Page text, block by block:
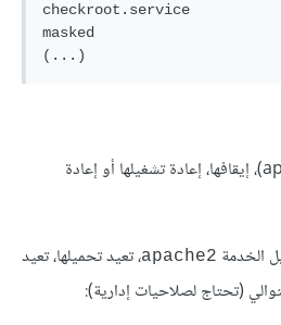
checkroot.service
masked
(...)
تشغيل خدمة (apache2)، إيقافها، إعادة تشغيلها أو إعادة
الخدمة apache2، تعيد تحميلها، تعيد
(تحتاج لصلاحيات إدارية):